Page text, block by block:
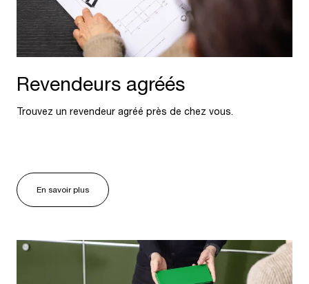
Revendeurs agréés
Trouvez un revendeur agréé près de chez vous.
En savoir plus